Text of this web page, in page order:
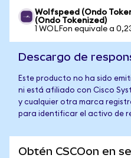
Wolfspeed (Ondo
(Ondo Tokenized)
1 WOLFon equivale a
Descargo de
Este producto no ha sido
ni está afiliado con Cisco
y cualquier otra marca
para identificar el activo de
Obtén CSCOon en